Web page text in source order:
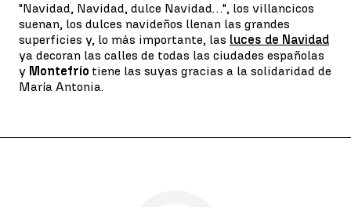
"Navidad, Navidad, dulce Navidad…", los villancicos
suenan, los dulces navideños llenan las grandes
superficies y, lo más importante, las luces de Navidad
ya decoran las calles de todas las ciudades españolas
y Montefrío tiene las suyas gracias a la solidaridad de
María Antonia.